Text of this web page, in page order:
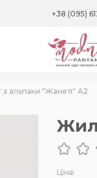
+38 (095)
альпаки "Жанеті" А2
Ціна: